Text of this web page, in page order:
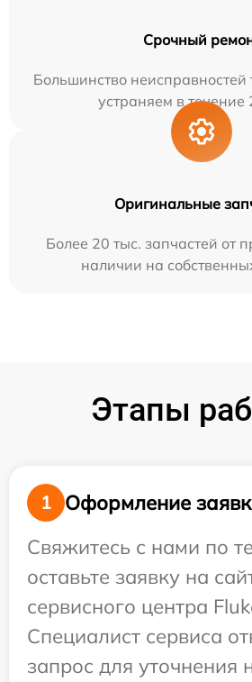
Срочный
Большинство неисправностей
устраняем в течение
Оригинальные
Более 20 тыс. запчастей от
наличии на
Этапы
1
Оформление
Свяжитесь с нами по
оставьте заявку на
сервисного центра
Специалист сервиса
запрос для уточнения